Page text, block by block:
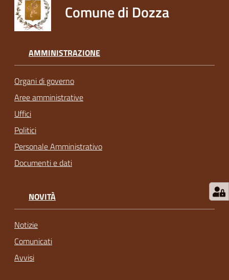
Comune di Dozza
AMMINISTRAZIONE
Organi di governo
Aree amministrative
Uffici
Politici
Personale Amministrativo
Documenti e dati
NOVITÀ
Notizie
Comunicati
Avvisi